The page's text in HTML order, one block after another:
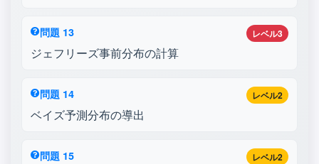
レベル3
問題 13
ジェフリーズ事前分布の計算
レベル2
問題 14
ベイズ予測分布の導出
レベル2
問題 15